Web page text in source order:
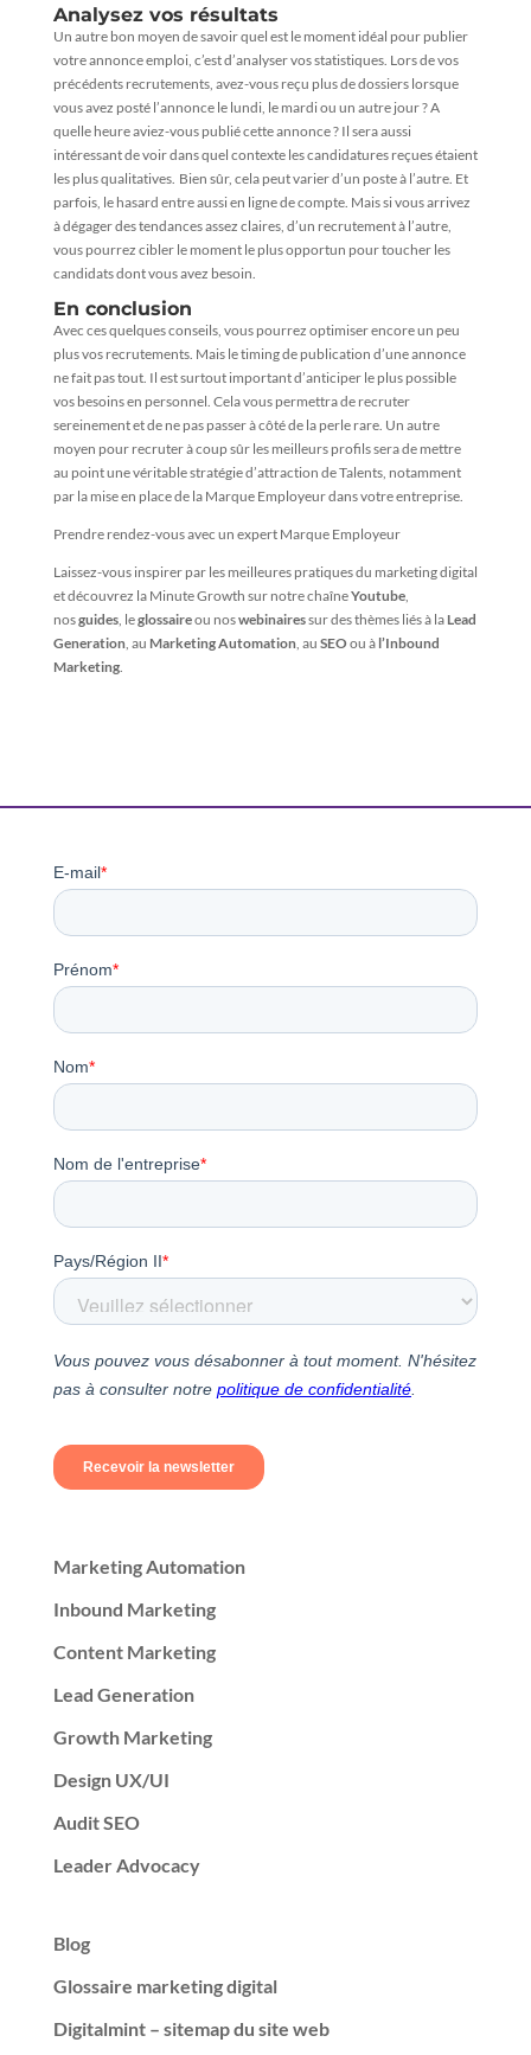
Analysez vos résultats
Un autre bon moyen de savoir quel est le moment idéal pour publier
votre annonce emploi, c’est d’analyser vos statistiques. Lors de vos
précédents recrutements, avez-vous reçu plus de dossiers lorsque
vous avez posté l’annonce le lundi, le mardi ou un autre jour ? A
quelle heure aviez-vous publié cette annonce ? Il sera aussi
intéressant de voir dans quel contexte les candidatures reçues étaient
les plus qualitatives. Bien sûr, cela peut varier d’un poste à l’autre. Et
parfois, le hasard entre aussi en ligne de compte. Mais si vous arrivez
à dégager des tendances assez claires, d’un recrutement à l’autre,
vous pourrez cibler le moment le plus opportun pour toucher les
candidats dont vous avez besoin.
En conclusion
Avec ces quelques conseils, vous pourrez optimiser encore un peu
plus vos recrutements. Mais le timing de publication d’une annonce
ne fait pas tout. Il est surtout important d’anticiper le plus possible
vos besoins en personnel. Cela vous permettra de recruter
sereinement et de ne pas passer à côté de la perle rare. Un autre
moyen pour recruter à coup sûr les meilleurs profils sera de mettre
au point une véritable stratégie d’attraction de Talents, notamment
par la mise en place de la Marque Employeur dans votre entreprise.
Prendre rendez-vous avec un expert Marque Employeur
Laissez-vous inspirer par les meilleures pratiques du marketing digital
et découvrez la Minute Growth sur notre chaîneYoutube,
nosguides, leglossaireou noswebinairessur des thèmes liés à la Lead
Generation, au Marketing Automation, au SEO ou à l’Inbound
Marketing.
Marketing Automation
Inbound Marketing
Content Marketing
Lead Generation
Growth Marketing
Design UX/UI
Audit SEO
Leader Advocacy
Blog
Glossaire marketing digital
Digitalmint – sitemap du site web